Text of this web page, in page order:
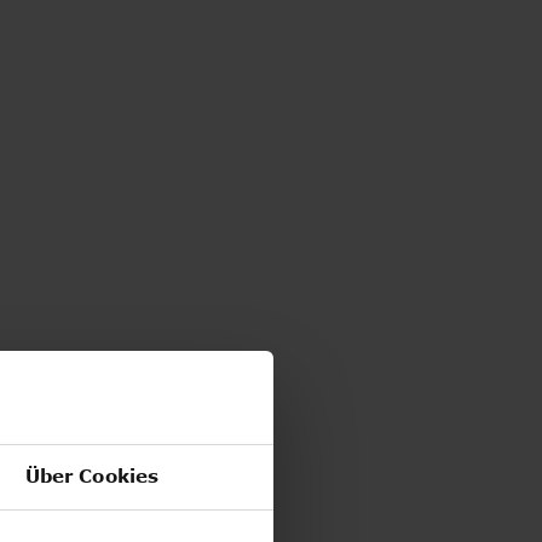
Über Cookies